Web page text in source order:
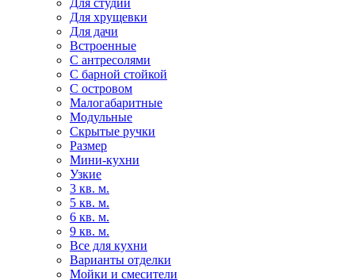
Для студии
Для хрущевки
Для дачи
Встроенные
С антресолями
С барной стойкой
С островом
Малогабаритные
Модульные
Скрытые ручки
Размер
Мини-кухни
Узкие
3 кв. м.
5 кв. м.
6 кв. м.
9 кв. м.
Все для кухни
Варианты отделки
Мойки и смесители